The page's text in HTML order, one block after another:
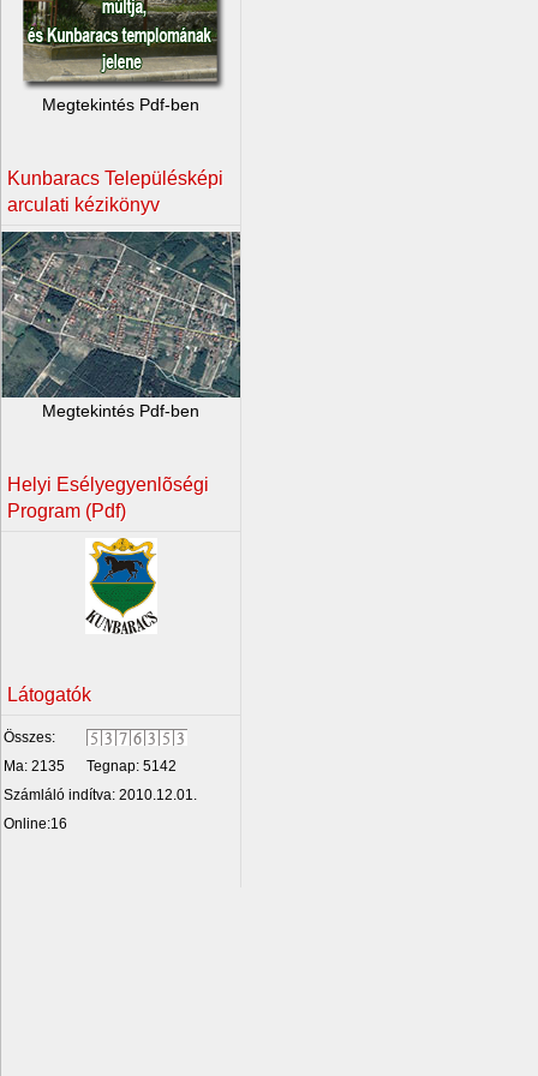
Megtekintés Pdf-ben
Kunbaracs Településképi
arculati kézikönyv
Megtekintés Pdf-ben
Helyi Esélyegyenlõségi
Program (Pdf)
Látogatók
Összes:
Ma: 2135
Tegnap: 5142
Számláló indítva: 2010.12.01.
Online:16